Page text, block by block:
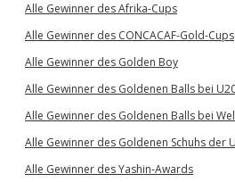
Alle Gewinner des Afrika-Cups
Alle Gewinner des CONCACAF-Gold-Cups
Alle Gewinner des Golden Boy
Alle Gewinner des Goldenen Balls bei
Alle Gewinner des Goldenen Balls bei
Alle Gewinner des Goldenen Schuhs der
Alle Gewinner des Yashin-Awards